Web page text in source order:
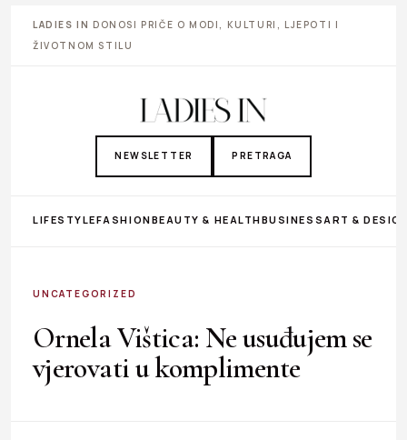
LADIES IN DONOSI PRIČE O MODI, KULTURI, LJEPOTI I
ŽIVOTNOM STILU
NEWSLETTER PRETRAGA
LIFESTYLEFASHIONBEAUTY & HEALTHBUSINESS ART &
UNCATEGORIZED
Ornela Vištica: Ne usuđujem se
vjerovati u komplimente